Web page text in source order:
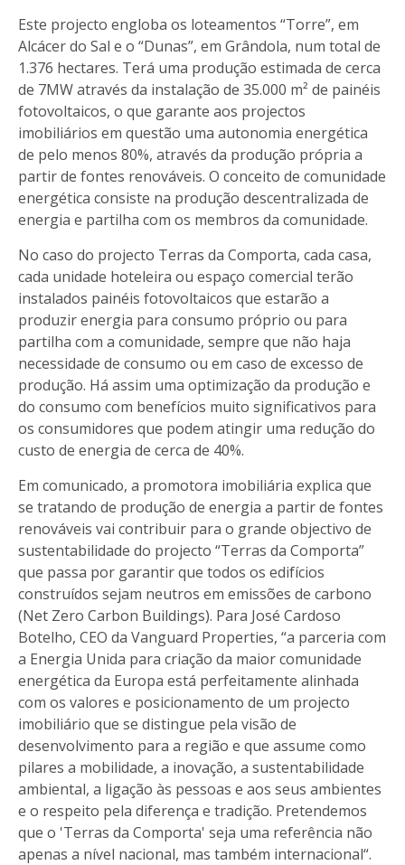
Este projecto engloba os loteamentos “Torre”, em
Alcácer do Sal e o “Dunas”, em Grândola, num total de
1.376 hectares. Terá uma produção estimada de cerca
de 7MW através da instalação de 35.000 m² de painéis
fotovoltaicos, o que garante aos projectos
imobiliários em questão uma autonomia energética
de pelo menos 80%, através da produção própria a
partir de fontes renováveis. O conceito de comunidade
energética consiste na produção descentralizada de
energia e partilha com os membros da comunidade.
No caso do projecto Terras da Comporta, cada casa,
cada unidade hoteleira ou espaço comercial terão
instalados painéis fotovoltaicos que estarão a
produzir energia para consumo próprio ou para
partilha com a comunidade, sempre que não haja
necessidade de consumo ou em caso de excesso de
produção. Há assim uma optimização da produção e
do consumo com benefícios muito significativos para
os consumidores que podem atingir uma redução do
custo de energia de cerca de 40%.
Em comunicado, a promotora imobiliária explica que
se tratando de produção de energia a partir de fontes
renováveis vai contribuir para o grande objectivo de
sustentabilidade do projecto “Terras da Comporta”
que passa por garantir que todos os edifícios
construídos sejam neutros em emissões de carbono
(Net Zero Carbon Buildings). Para José Cardoso
Botelho, CEO da Vanguard Properties, “a parceria com
a Energia Unida para criação da maior comunidade
energética da Europa está perfeitamente alinhada
com os valores e posicionamento de um projecto
imobiliário que se distingue pela visão de
desenvolvimento para a região e que assume como
pilares a mobilidade, a inovação, a sustentabilidade
ambiental, a ligação às pessoas e aos seus ambientes
e o respeito pela diferença e tradição. Pretendemos
que o 'Terras da Comporta' seja uma referência não
apenas a nível nacional, mas também internacional“.